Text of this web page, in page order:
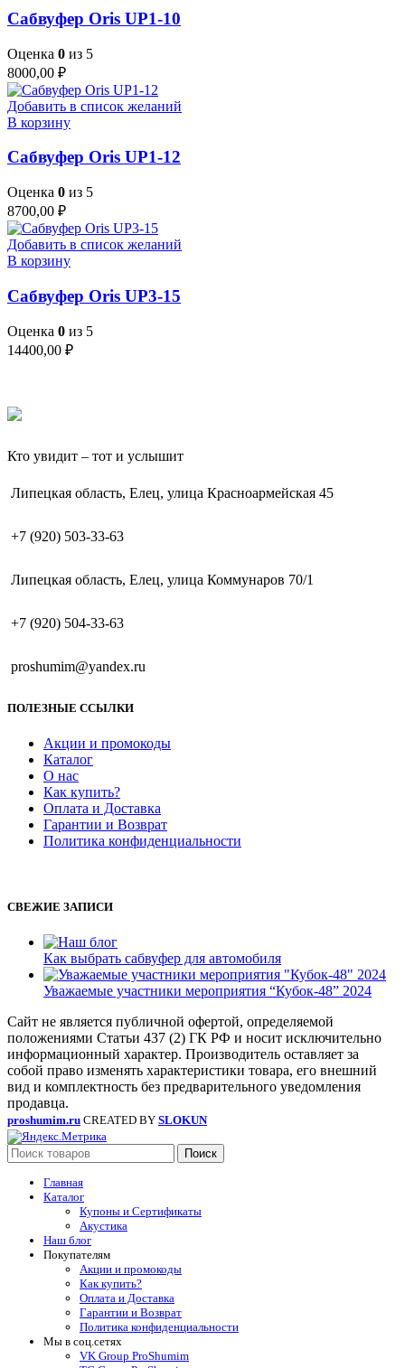
Сабвуфер Oris UP1-10
Оценка 0 из 5
8000,00 ₽
Добавить в список желаний
В корзину
Сабвуфер Oris UP1-12
Оценка 0 из 5
8700,00 ₽
Добавить в список желаний
В корзину
Сабвуфер Oris UP3-15
Оценка 0 из 5
14400,00 ₽
Кто увидит – тот и услышит
Липецкая область, Елец, улица Красноармейская 45
+7 (920) 503-33-63
Липецкая область, Елец, улица Коммунаров 70/1
+7 (920) 504-33-63
proshumim@yandex.ru
ПОЛЕЗНЫЕ ССЫЛКИ
Акции и промокоды
Каталог
О нас
Как купить?
Оплата и Доставка
Гарантии и Возврат
Политика конфиденциальности
СВЕЖИЕ ЗАПИСИ
Как выбрать сабвуфер для автомобиля
Уважаемые участники мероприятия “Кубок-48” 2024
Сайт не является публичной офертой, определяемой
положениями Статьи 437 (2) ГК РФ и носит исключительно
информационный характер. Производитель оставляет за
собой право изменять характеристики товара, его внешний
вид и комплектность без предварительного уведомления
продавца.
proshumim.ru CREATED BY SLOKUN
Поиск
Главная
Каталог
Купоны и Сертификаты
Акустика
Наш блог
Покупателям
Акции и промокоды
Как купить?
Оплата и Доставка
Гарантии и Возврат
Политика конфиденциальности
Мы в соц.сетях
VK Group ProShumim